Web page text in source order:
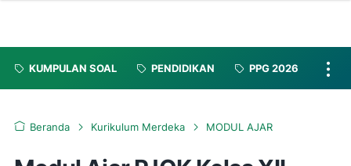
KUMPULAN SOAL PENDIDIKAN PPG 2026
Beranda Kurikulum Merdeka MODUL AJAR